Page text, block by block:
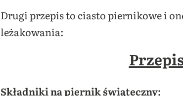
Drugi przepis to ciasto piernikowe i
leżakowania:
Składniki na piernik świąteczny: